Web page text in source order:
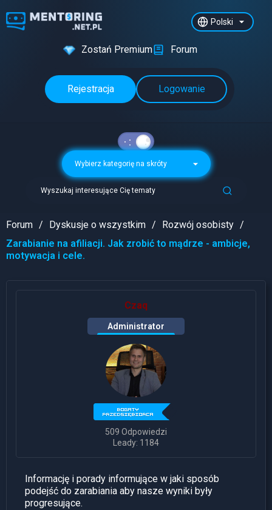
Polski
Zostań Premium Forum
Rejestracja Logowanie
Wybierz kategorię na skróty
Wyszukaj interesujące Cię tematy
Forum Dyskusje o wszystkim
Rozwój osobisty
Zarabianie na afiliacji. Jak zrobić to mądrze - ambicje,
motywacja i cele.
Czaq
Administrator
509 Odpowiedzi
Leady: 1184
Informację i porady informujące w jaki sposób
podejść do zarabiania aby nasze wyniki były
progresujące.